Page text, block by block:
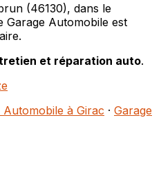
(46130), dans le
Garage Automobile est
et réparation auto.
Automobile à Girac · Garage